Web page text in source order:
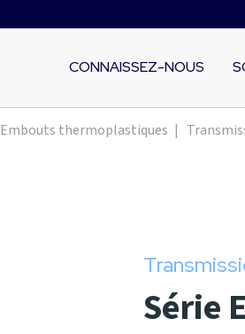
CONNAISSEZ-NOUS
Embouts thermoplastiques |
Série